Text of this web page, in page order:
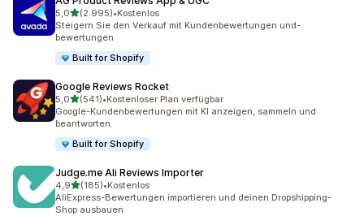
5,0von 5 Sternen
(2.995)
2995 Rezensionen insgesamt
•Kostenlos
Steigern Sie den Verkauf mit Kundenbewertungen und-
bewertungen
Built for Shopify
Google Reviews Rocket
5,0von 5 Sternen
(541)
541 Rezensionen insgesamt
•Kostenloser Plan verfügbar
Google-Kundenbewertungen mit KI anzeigen, sammeln und
beantworten.
Built for Shopify
Judge.me Ali Reviews Importer
4,9von 5 Sternen
(185)
185 Rezensionen insgesamt
•Kostenlos
AliExpress-Bewertungen importieren und deinen Dropshipping-
Shop ausbauen